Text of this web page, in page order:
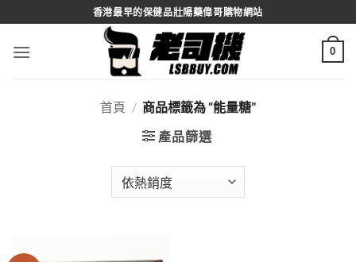
to
content
香港最早的保健品壯陽藥偉哥購物網站
0
首頁 / 商品標籤為 “能量糖”
產品篩選